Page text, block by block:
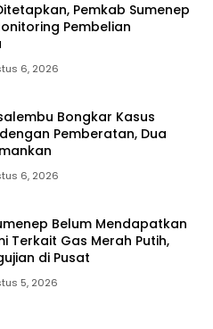
Pemkab Sumenep
Pembelian
6, 2026
Bongkar Kasus
Pemberatan, Dua
6, 2026
Belum Mendapatkan
Terkait Gas Merah Putih,
di Pusat
5, 2026